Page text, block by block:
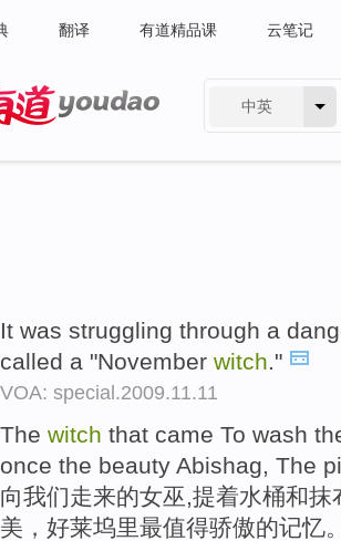
翻译 有道精品课 云笔记
中英
It was struggling through a
called a "November witch."
VOA: special.2009.11.11
The witch that came To wash
once the beauty Abishag, The
向我们走来的女巫,提着水桶和
美，好莱坞里最值得骄傲的记忆